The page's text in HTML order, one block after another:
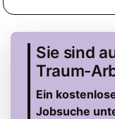
Sie sind
Traum-
Ein
Jobsuche